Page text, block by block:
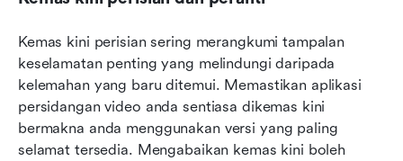
Kemas kini perisian sering merangkumi tampalan
keselamatan penting yang melindungi daripada
kelemahan yang baru ditemui. Memastikan aplikasi
persidangan video anda sentiasa dikemas kini
bermakna anda menggunakan versi yang paling
selamat tersedia. Mengabaikan kemas kini boleh